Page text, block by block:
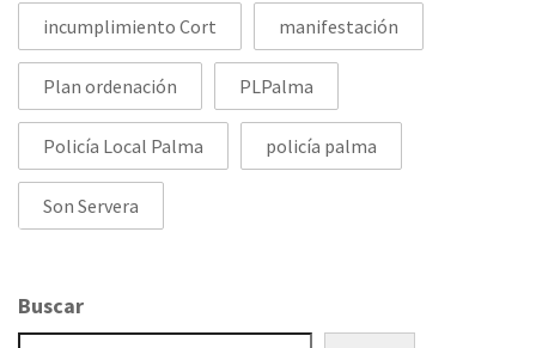
incumplimiento Cort manifestación
Plan ordenación PLPalma
Policía Local Palma policía palma
Son Servera
Buscar